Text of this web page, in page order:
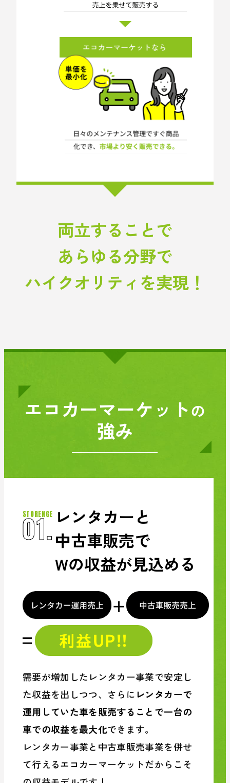
両立することで
あらゆる分野で
ハイクオリティを実現！
エコカーマーケットの
強み
STORENGE
01. レンタカーと
中古車販売で
Wの収益が見込める
需要が増加したレンタカー事業で安定し
た収益を出しつつ、さらにレンタカーで
運用していた車を販売することで一台の
車での収益を最大化できます。
レンタカー事業と中古車販売事業を併せ
て行えるエコカーマーケットだからこそ